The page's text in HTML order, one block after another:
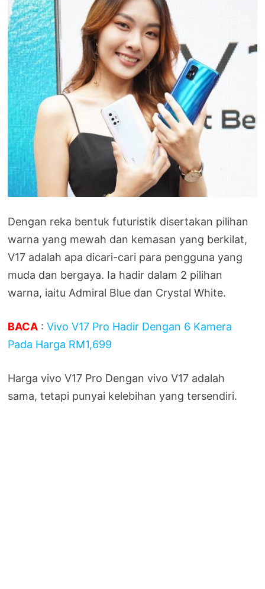
Dengan reka bentuk futuristik disertakan pilihan
warna yang mewah dan kemasan yang berkilat,
V17 adalah apa dicari-cari para pengguna yang
muda dan bergaya. Ia hadir dalam 2 pilihan
warna, iaitu Admiral Blue dan Crystal White.
BACA :Vivo V17 Pro Hadir Dengan 6 Kamera
Pada Harga RM1,699
Harga vivo V17 Pro Dengan vivo V17 adalah
sama, tetapi punyai kelebihan yang tersendiri.